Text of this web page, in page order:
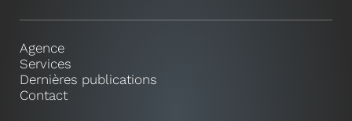
Agence
Services
Dernières publications
Contact